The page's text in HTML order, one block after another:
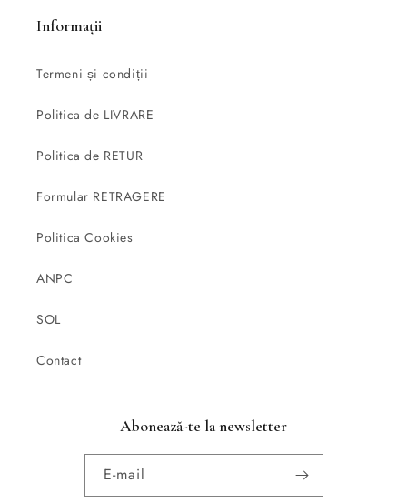
Informații
Termeni și condiții
Politica de LIVRARE
Politica de RETUR
Formular RETRAGERE
Politica Cookies
ANPC
SOL
Contact
Abonează-te la newsletter
E-mail